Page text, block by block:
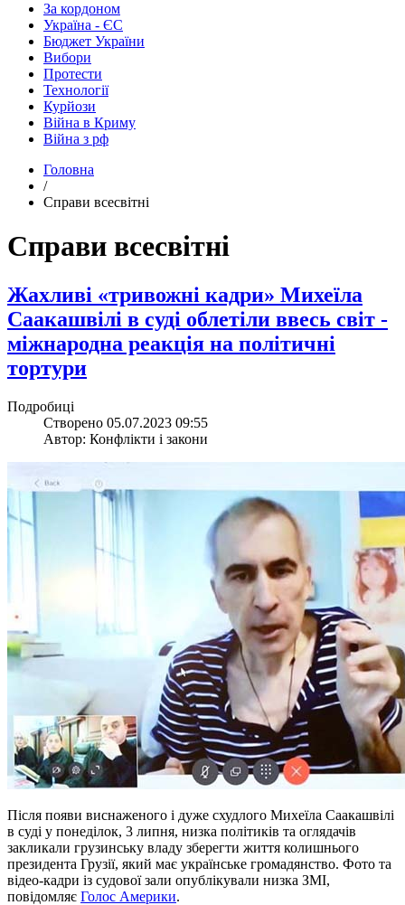
За кордоном
Україна - ЄС
Бюджет України
Вибори
Протести
Технології
Курйози
Війна в Криму
Війна з рф
Головна
/
Справи всесвітні
Справи всесвітні
​Жахливі «тривожні кадри» Михеїла
Саакашвілі в суді облетіли ввесь світ -
міжнародна реакція на політичні
тортури
Подробиці
Створено 05.07.2023 09:55
Автор: Конфлікти і закони
Після появи виснаженого і дуже схудлого Михеїла Саакашвілі
в суді у понеділок, 3 липня, низка політиків та оглядачів
закликали грузинську владу зберегти життя колишнього
президента Грузії, який має українське громадянство. Фото та
відео-кадри із судової зали опублікували низка ЗМІ,
повідомляє Голос Америки.